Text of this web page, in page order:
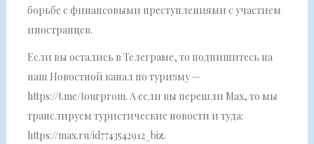
борьбе с финансовыми преступлениями с участием
иностранцев.
Если вы остались в Телеграме, то подпишитесь на
наш Новостной канал по туризму —
https://t.me/tourprom. А если вы перешли Мах, то мы
транслируем туристические новости и туда:
https://max.ru/id7743542912_biz.